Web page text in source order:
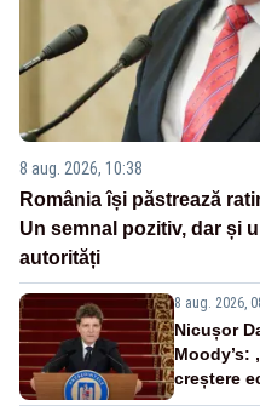
8 aug. 2026, 10:38
România își păstrează
Un semnal pozitiv, dar și
autorități
8 aug. 2026,
Nicușor
Moody’s:
creștere